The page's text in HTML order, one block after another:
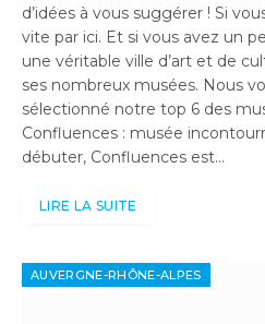
d’idées à vous suggérer ! Si
vite par ici. Et si vous avez un
une véritable ville d’art et de
ses nombreux musées. Nous
sélectionné notre top 6 des
Confluences : musée
débuter, Confluences est…
LIRE LA SUITE
AUVERGNE-RHÔNE-ALPES